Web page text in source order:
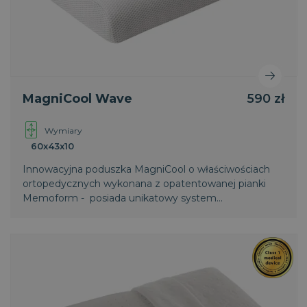
MagniCool Wave 590 zł
Wymiary
60x43x10
Innowacyjna poduszka MagniCool o właściwościach
ortopedycznych wykonana z opatentowanej pianki
Memoform - posiada unikatowy system
VISITOR_PRIVACY_METADATA
tygodnie
Polityce prywatności Google